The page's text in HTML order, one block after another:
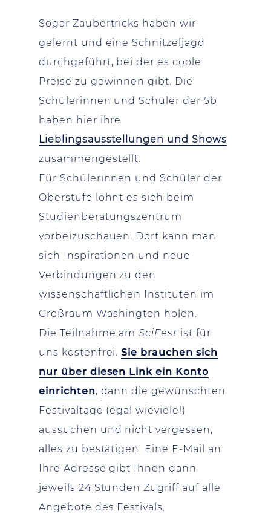
Sogar Zaubertricks haben wir
gelernt und eine Schnitzeljagd
durchgeführt, bei der es coole
Preise zu gewinnen gibt. Die
Schülerinnen und Schüler der 5b
haben hier ihre
Lieblingsausstellungen und Shows
zusammengestellt.
Für Schülerinnen und Schüler der
Oberstufe lohnt es sich beim
Studienberatungszentrum
vorbeizuschauen. Dort kann man
sich Inspirationen und neue
Verbindungen zu den
wissenschaftlichen Instituten im
Großraum Washington holen.
Die Teilnahme amSciFest ist für
uns kostenfrei.Sie brauchen sich
nur über diesen Link ein Konto
einrichten, dann die gewünschten
Festivaltage (egal wieviele!)
aussuchen und nicht vergessen,
alles zu bestätigen. Eine E-Mail an
Ihre Adresse gibt Ihnen dann
jeweils 24 Stunden Zugriff auf alle
Angebote des Festivals.